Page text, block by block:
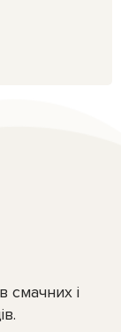
смачних і